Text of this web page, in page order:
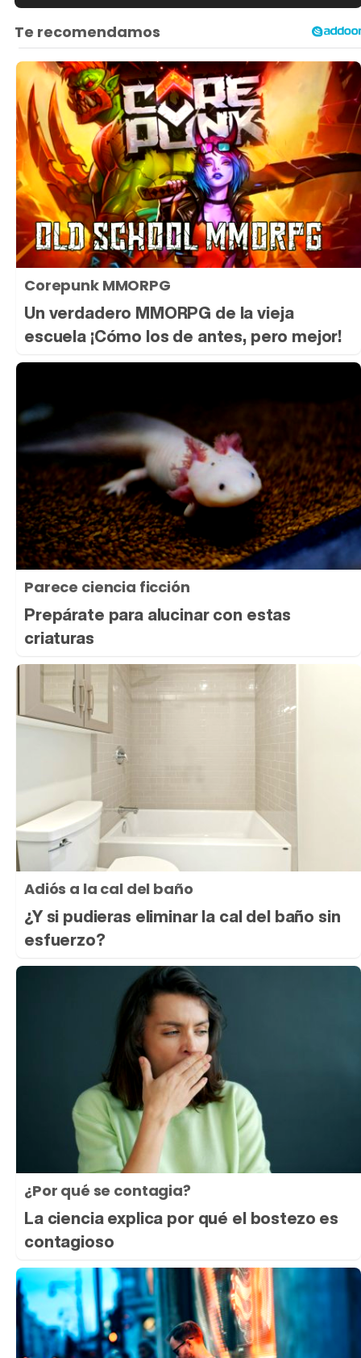
Tráiler 'Vida perra' (2026)
Tráiler Oficial en VOSE 'The Audacity'
Corepunk MMORPG
Un verdadero MMORPG de la vieja
escuela ¡Cómo los de antes, pero mejor!
Parece ciencia ficción
Prepárate para alucinar con estas
criaturas
Adiós a la cal del baño
¿Y si pudieras eliminar la cal del baño sin
esfuerzo?
¿Por qué se contagia?
La ciencia explica por qué el bostezo es
contagioso